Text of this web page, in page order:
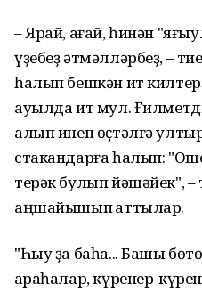
– Ярай, ағай, һинəн
үҙебеҙ əтмəллəрбеҙ, –
һалып бешкəн ит
ауылда ит мул.
алып инеп ɵҫтəлгə
стакандарға һалып:
терəк булып йəшəйек", –
аңшайышып ҡаттылар.
"Һыу ҙа баһа... Башы
ҡараһалар, күренер-